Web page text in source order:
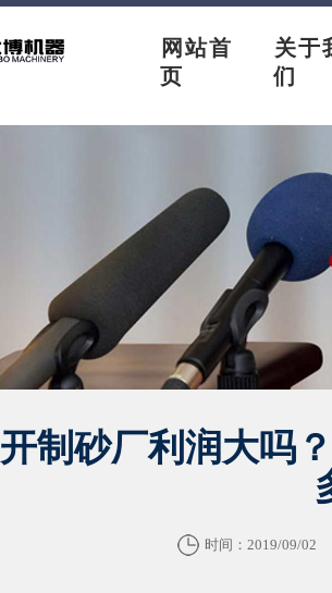
网站首
页
关于
们
开制砂厂利润大吗
时间：2019/09/02